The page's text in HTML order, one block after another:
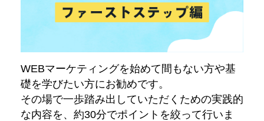
WEBマーケティングを始めて間もない方や基
礎を学びたい方にお勧めです。
その場で一歩踏み出していただくための実践的
な内容を、約30分でポイントを絞って行いま